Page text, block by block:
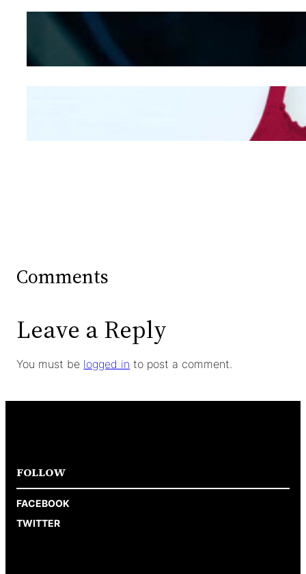
Kepribadian
Mengintip Kepribadian
Wanita Dari Warna Bra
Comments
Leave a Reply
You must be logged in to post a comment.
FOLLOW
FACEBOOK
TWITTER